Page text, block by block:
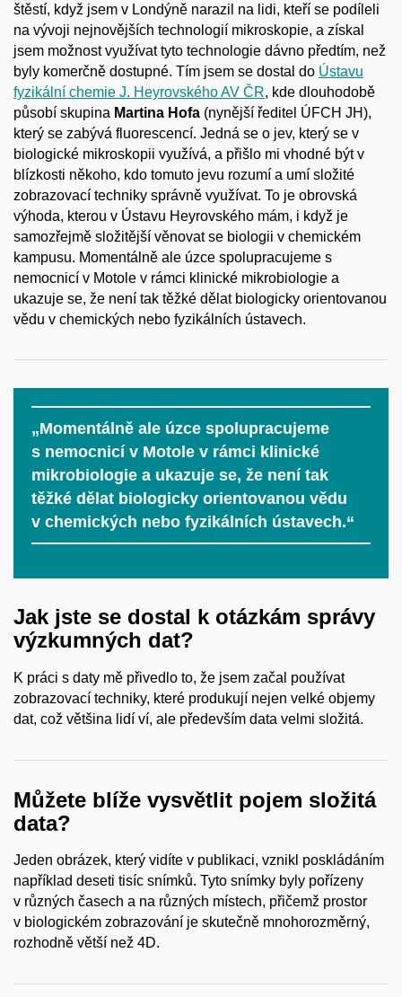
štěstí, když jsem v Londýně narazil na lidi, kteří se podíleli
na vývoji nejnovějších technologií mikroskopie, a získal
jsem možnost využívat tyto technologie dávno předtím, než
byly komerčně dostupné. Tím jsem se dostal do Ústavu
fyzikální chemie J. Heyrovského AV ČR, kde dlouhodobě
působí skupina Martina Hofa (nynější ředitel ÚFCH JH),
který se zabývá fluorescencí. Jedná se o jev, který se v
biologické mikroskopii využívá, a přišlo mi vhodné být v
blízkosti někoho, kdo tomuto jevu rozumí a umí složité
zobrazovací techniky správně využívat. To je obrovská
výhoda, kterou v Ústavu Heyrovského mám, i když je
samozřejmě složitější věnovat se biologii v chemickém
kampusu. Momentálně ale úzce spolupracujeme s
nemocnicí v Motole v rámci klinické mikrobiologie a
ukazuje se, že není tak těžké dělat biologicky orientovanou
vědu v chemických nebo fyzikálních ústavech.
„Momentálně ale úzce spolupracujeme
s nemocnicí v Motole v rámci klinické
mikrobiologie a ukazuje se, že není tak
těžké dělat biologicky orientovanou vědu
v chemických nebo fyzikálních ústavech.“
Jak jste se dostal k otázkám správy
výzkumných dat?
K práci s daty mě přivedlo to, že jsem začal používat
zobrazovací techniky, které produkují nejen velké objemy
dat, což většina lidí ví, ale především data velmi složitá.
Můžete blíže vysvětlit pojem složitá
data?
Jeden obrázek, který vidíte v publikaci, vznikl poskládáním
například deseti tisíc snímků. Tyto snímky byly pořízeny
v různých časech a na různých místech, přičemž prostor
v biologickém zobrazování je skutečně mnohorozměrný,
rozhodně větší než 4D.